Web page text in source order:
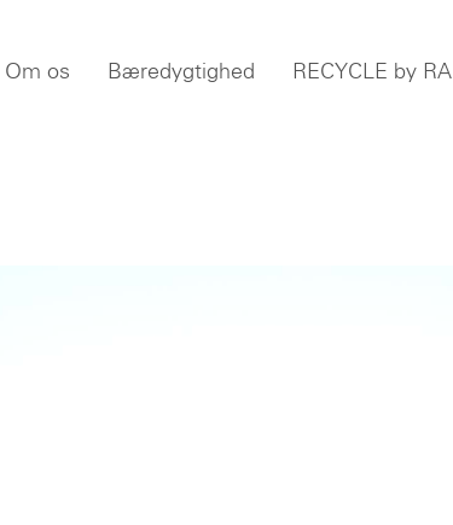
Om os Bæredygtighed RECYCLE by RA